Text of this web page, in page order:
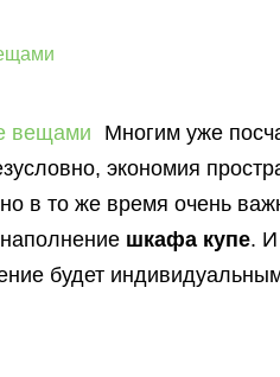
Многим уже
экономия
в то же время очень
шкафа купе. И
будет